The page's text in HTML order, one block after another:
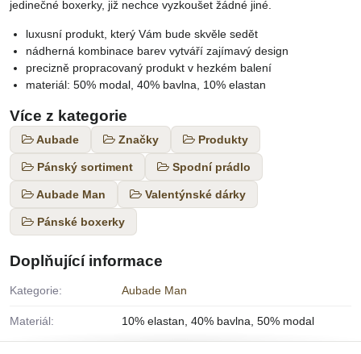
jedinečné boxerky, již nechce vyzkoušet žádné jiné.
luxusní produkt, který Vám bude skvěle sedět
nádherná kombinace barev vytváří zajímavý design
precizně propracovaný produkt v hezkém balení
materiál: 50% modal, 40% bavlna, 10% elastan
Více z kategorie
Aubade Značky Produkty
Pánský sortiment Spodní prádlo
Aubade Man Valentýnské dárky
Pánské boxerky
Doplňující informace
Kategorie: Aubade Man
Materiál: 10% elastan, 40% bavlna, 50% modal